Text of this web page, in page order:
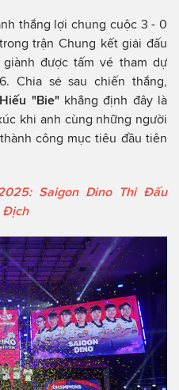
thắng lợi chung cuộc 3 - 0
trận Chung kết giải đấu
được tấm vé tham dự
Chia sẻ sau chiến thắng,
"Bie" khẳng định đây là
khi anh cùng những người
công mục tiêu đầu tiên
Saigon Dino Thi Đấu
Địch